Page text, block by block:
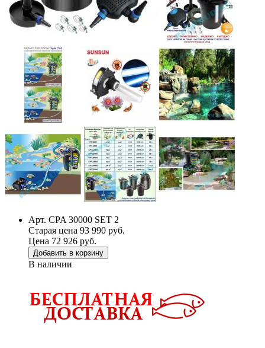
Арт. CPA 30000 SET 2
Старая цена 93 990 руб.
Цена 72 926 руб.
Добавить в корзину
В наличии